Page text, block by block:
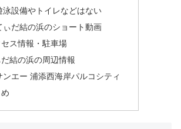
泳設備やトイレなどはない
ぃだ結の浜のショート動画
ス情報・駐車場
結の浜の周辺情報
ンエー 浦添西海岸パルコシティ